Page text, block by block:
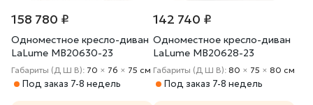
158 780 ₽
Одноместное кресло-диван
LaLume MB20630-23
Габариты (Д Ш В): 70 × 76 × 75 cм
Под заказ 7-8 недель
142 740 ₽
Одноместное кресло-диван
LaLume MB20628-23
Габариты (Д Ш В): 80 × 75 × 80 cм
Под заказ 7-8 недель